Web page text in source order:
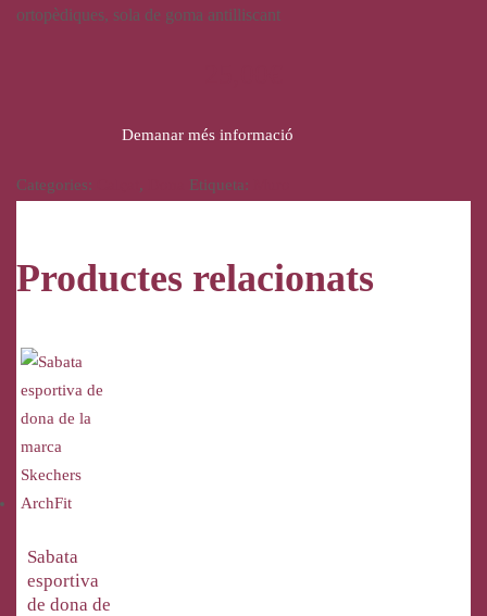
ortopèdiques, sola de goma antilliscant
Demanar més informació
Categories: , Etiqueta:
Productes relacionats
Sabata
esportiva
de dona de